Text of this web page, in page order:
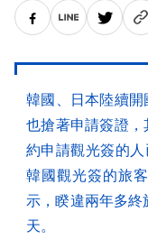
韓國、日本陸續
也搶著申請簽證
約申請觀光簽的
韓國觀光簽的旅
示，睽違兩年多
天。